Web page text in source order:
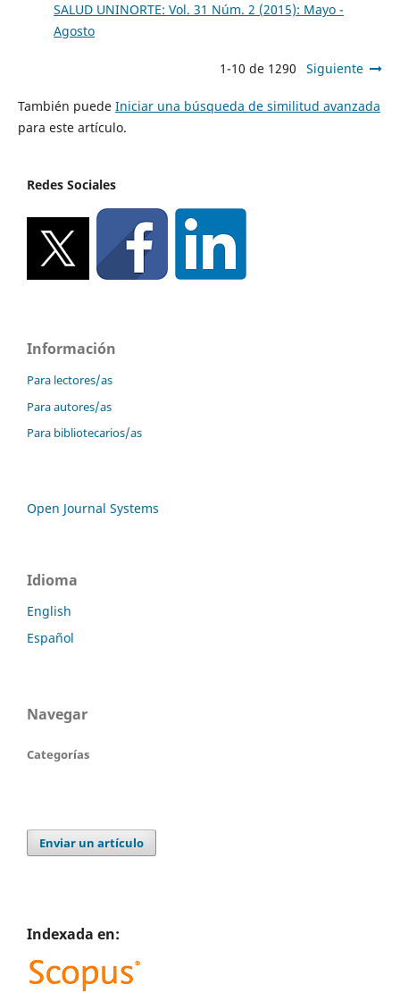
SALUD UNINORTE: Vol. 31 Núm. 2 (2015): Mayo -
Agosto
1-10 de 1290 Siguiente
También puede Iniciar una búsqueda de similitud avanzada
para este artículo.
Redes Sociales
Información
Para lectores/as
Para autores/as
Para bibliotecarios/as
Open Journal Systems
Idioma
English
Español
Navegar
Categorías
Enviar un artículo
Indexada en: